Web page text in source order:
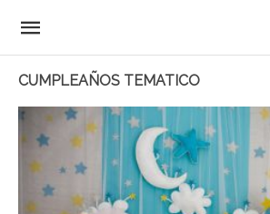
CUMPLEAÑOS TEMATICO